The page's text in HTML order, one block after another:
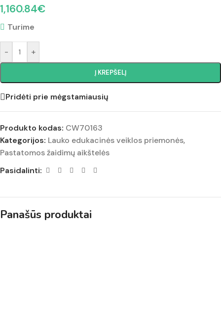
1,160.84€
Turime
- +
Į KREPŠELĮ
Pridėti prie mėgstamiausių
Produkto kodas: CW70163
Kategorijos: Lauko edukacinės veiklos priemonės,
Pastatomos žaidimų aikštelės
Pasidalinti:
Panašūs produktai